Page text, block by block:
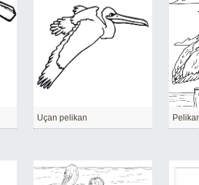
Uçan pelikan